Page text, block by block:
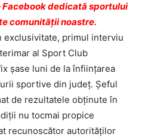
Facebook dedicată sportului
comunității noastre.
exclusivitate, primul interviu
al Sport Club
şase luni de la înfiinţarea
sportive din judeţ. Şeful
de rezultatele obţinute în
nu tocmai propice
recunoscător autorităţilor